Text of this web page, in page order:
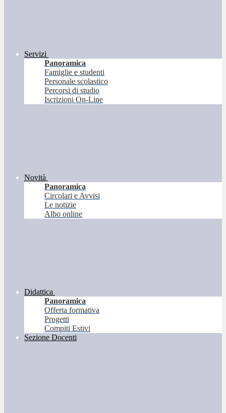
Servizi
Panoramica
Famiglie e studenti
Personale scolastico
Percorsi di studio
Iscrizioni On-Line
Novità
Panoramica
Circolari e Avvisi
Le notizie
Albo online
Didattica
Panoramica
Offerta formativa
Progetti
Compiti Estivi
Sezione Docenti